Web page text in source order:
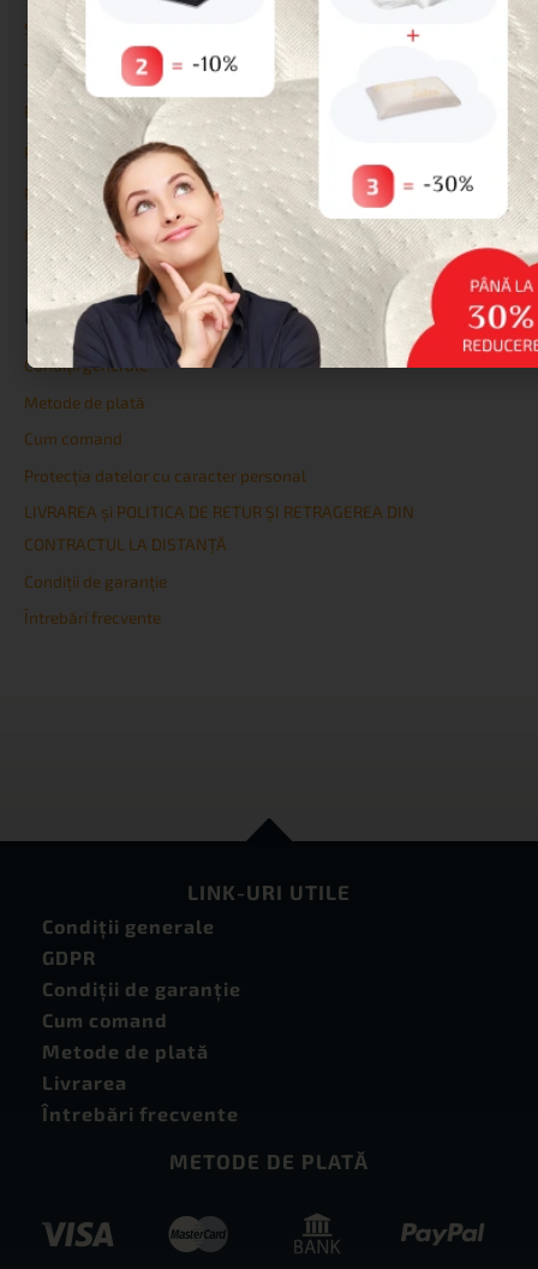
Saltele
Topperе
Protecții
Perne
Paturi și Somiere
Lenjerie de pat
LINK-URI UTILE
Condiţii generale
Metode de plată
Cum comand
Protecția datelor cu caracter personal
LIVRAREA și POLITICA DE RETUR ȘI RETRAGEREA DIN
CONTRACTUL LA DISTANȚĂ
Condiţii de garanţie
Întrebări frecvente
LINK-URI UTILE
Condiţii generale
GDPR
Condiţii de garanţie
Cum comand
Metode de plată
Livrarea
Întrebări frecvente
METODE DE PLATĂ